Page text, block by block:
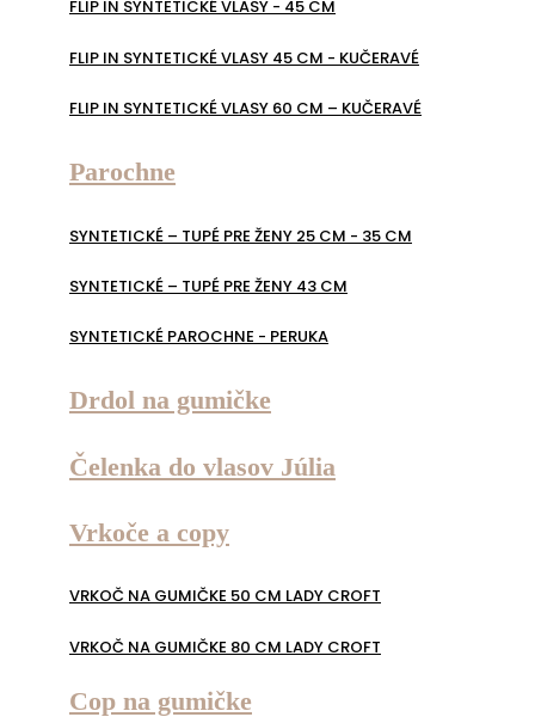
FLIP IN SYNTETICKÉ VLASY - 45 CM
FLIP IN SYNTETICKÉ VLASY 45 CM - KUČERAVÉ
FLIP IN SYNTETICKÉ VLASY 60 CM – KUČERAVÉ
Parochne
SYNTETICKÉ – TUPÉ PRE ŽENY 25 CM - 35 CM
SYNTETICKÉ – TUPÉ PRE ŽENY 43 CM
SYNTETICKÉ PAROCHNE - PERUKA
Drdol na gumičke
Čelenka do vlasov Júlia
Vrkoče a copy
VRKOČ NA GUMIČKE 50 CM LADY CROFT
VRKOČ NA GUMIČKE 80 CM LADY CROFT
Cop na gumičke